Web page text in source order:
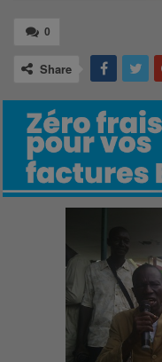
0
Share